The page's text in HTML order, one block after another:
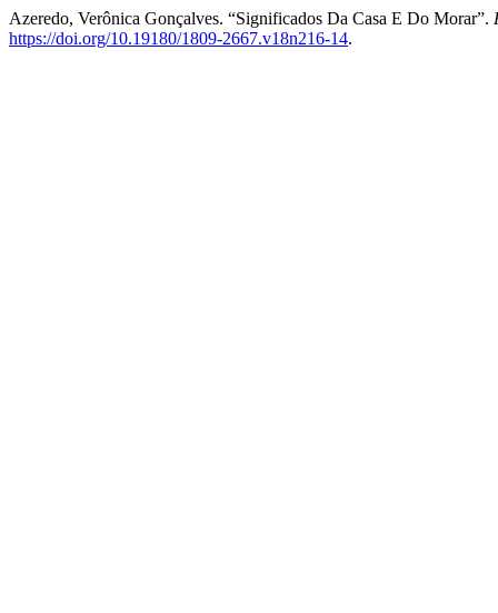
Azeredo, Verônica Gonçalves. “Significados Da Casa E Do Morar”.
https://doi.org/10.19180/1809-2667.v18n216-14.